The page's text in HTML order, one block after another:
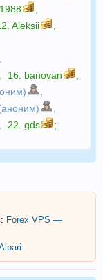
Aleksii
16. banovan
22. gds ;
Forex VPS —